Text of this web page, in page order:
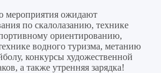
мероприятия ожидают
по скалолазанию, технике
ориентированию,
водного туризма, метанию
конкурсы художественной
а также утренняя зарядка!